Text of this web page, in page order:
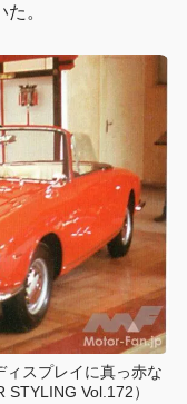
。
スプレイに真っ赤な
Vol.172）